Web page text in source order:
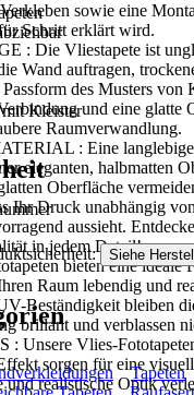
Kleister
sowie eine
Schritt erklärt wird.
: Die Vliestapete ist
Wand auftragen,
des Musters von
und eine glatte
Raumverwandlung.
: Eine langlebige
eleganten, halbmatten
Oberfläche
Ihr Druck unabhängig
aussieht.
in jedem Detail!
bieten eine ideale
Raum lebendig und
Beständigkeit bleiben
brillant und verblassen
Unsere Vlies-
sorgen für eine
und realistische Optik
Siehe
Tapeten